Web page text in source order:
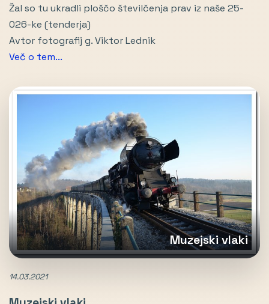
Žal so tu ukradli ploščo številčenja prav iz naše 25-
026-ke (tenderja)
Avtor fotografij g. Viktor Lednik
Več o tem...
Muzejski vlaki
14.03.2021